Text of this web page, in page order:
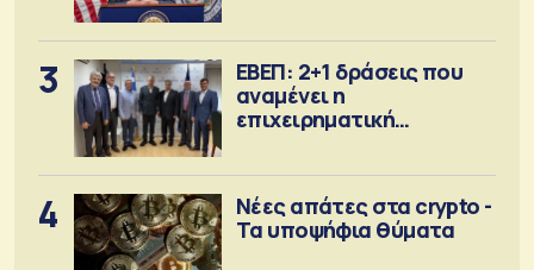
3
ΕΒΕΠ: 2+1 δράσεις που
αναμένει η
επιχειρηματική
4
Νέες απάτες στα crypto -
Τα υποψήφια θύματα